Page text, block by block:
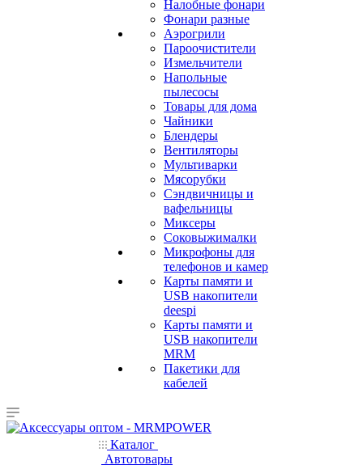
Налобные фонари
Фонари разные
Аэрогрили
Пароочистители
Измельчители
Напольные
пылесосы
Товары для дома
Чайники
Блендеры
Вентиляторы
Мультиварки
Мясорубки
Сэндвичницы и
вафельницы
Миксеры
Соковыжималки
Микрофоны для
телефонов и камер
Карты памяти и
USB накопители
deespi
Карты памяти и
USB накопители
MRM
Пакетики для
кабелей
Каталог
Автотовары